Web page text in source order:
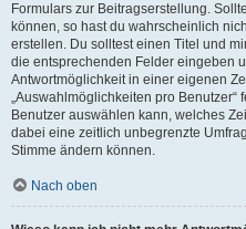
Formulars zur Beitragserstellung.
können, so hast du wahrscheinlich
erstellen. Du solltest einen Titel und
die entsprechenden Felder eingeben
Antwortmöglichkeit in einer eigenen
„Auswahlmöglichkeiten pro Benutzer“
Benutzer auswählen kann, welches
dabei eine zeitlich unbegrenzte
Stimme ändern können.
Nach oben